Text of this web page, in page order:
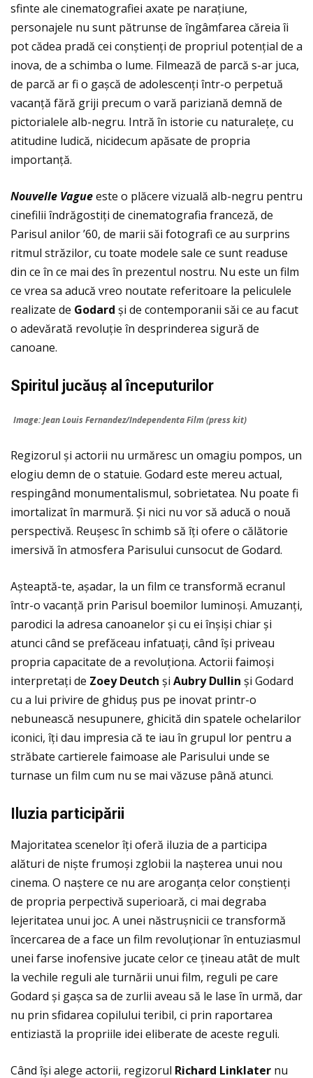
sfinte ale cinematografiei axate pe naraţiune,
personajele nu sunt pătrunse de îngâmfarea căreia îi
pot cădea pradă cei conștienţi de propriul potenţial de a
inova, de a schimba o lume. Filmează de parcă s-ar juca,
de parcă ar fi o gașcă de adolescenţi într-o perpetuă
vacanţă fără griji precum o vară pariziană demnă de
pictorialele alb-negru. Intră în istorie cu naturaleţe, cu
atitudine ludică, nicidecum apăsate de propria
importanţă.
Nouvelle Vagueeste o plăcere vizuală alb-negru pentru
cinefilii îndrăgostiţi de cinematografia franceză, de
Parisul anilor ’60, de marii săi fotografi ce au surprins
ritmul străzilor, cu toate modele sale ce sunt readuse
din ce în ce mai des în prezentul nostru. Nu este un film
ce vrea sa aducă vreo noutate referitoare la peliculele
realizate de Godard și de contemporanii săi ce au facut
o adevărată revoluţie în desprinderea sigură de
canoane.
Spiritul jucăuș alînceputurilor
Image: Jean Louis Fernandez/Independenta Film (press kit)
Regizorul și actorii nu urmăresc un omagiu pompos, un
elogiu demn de o statuie. Godard este mereu actual,
respingând monumentalismul, sobrietatea. Nu poate fi
imortalizat în marmură. Şi nici nu vor să aducă o nouă
perspectivă. Reușesc în schimb să îţi ofere o călătorie
imersivă în atmosfera Parisului cunsocut de Godard.
Așteaptă-te, așadar, la un film ce transformă ecranul
într-o vacanţă prin Parisul boemilor luminoși. Amuzanţi,
parodici la adresa canoanelor și cu ei înșiși chiar și
atunci când se prefăceau infatuaţi, când își priveau
propria capacitate de a revoluţiona. Actorii faimoși
interpretaţi de Zoey Deutch și Aubry Dullin și Godard
cu a lui privire de ghiduș pus pe inovat printr-o
nebunească nesupunere, ghicită din spatele ochelarilor
iconici, îţi dau impresia că te iau în grupul lor pentru a
străbate cartierele faimoase ale Parisului unde se
turnase un film cum nu se mai văzuse până atunci.
Iluzia participării
Majoritatea scenelor îţi oferă iluzia de a participa
alături de niște frumoși zglobii la nașterea unui nou
cinema. O naștere ce nu are aroganţa celor conștienţi
de propria perpectivă superioară, ci mai degraba
lejeritatea unui joc. A unei năstrușnicii ce transformă
încercarea de a face un film revoluţionar în entuziasmul
unei farse inofensive jucate celor ce ţineau atât de mult
la vechile reguli ale turnării unui film, reguli pe care
Godard și gașca sa de zurlii aveau să le lase în urmă, dar
nu prin sfidarea copilului teribil, ci prin raportarea
entiziastă la propriile idei eliberate de aceste reguli.
Când își alege actorii, regizorul Richard Linklater nu